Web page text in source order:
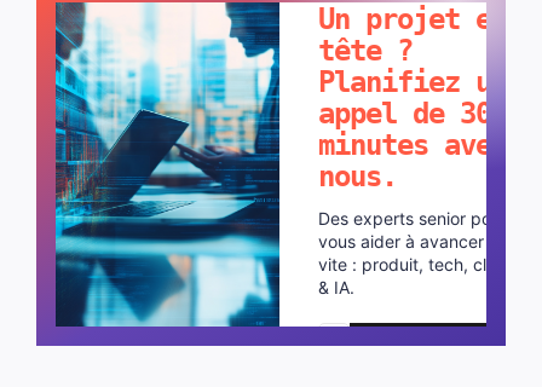
Un projet en
tête ?
Planifiez un
appel de 30
minutes avec
nous.
Des experts senior pour
vous aider à avancer plus
vite : produit, tech, cloud
& IA.
Planifier un appel